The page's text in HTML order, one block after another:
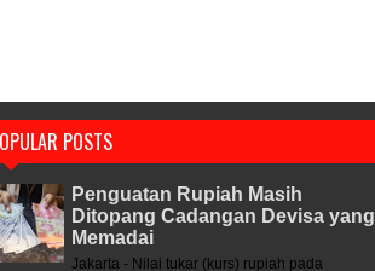
POSTS
Penguatan Rupiah Masih
Ditopang Cadangan Devisa yang
Memadai
Jakarta - Nilai tukar (kurs) rupiah pada